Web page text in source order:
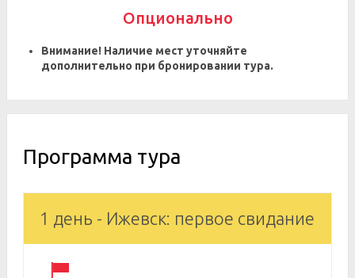
Опционально
Внимание! Наличие мест уточняйте
дополнительно при бронировании тура.
Программа тура
1 день - Ижевск: первое свидание